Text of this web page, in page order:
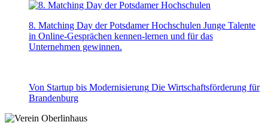
8. Matching Day der Potsdamer Hochschulen Junge Talente
in Online-Gesprächen kennen-lernen und für das
Unternehmen gewinnen.
Von Startup bis Modernisierung Die Wirtschaftsförderung für
Brandenburg